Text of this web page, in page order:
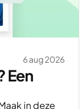
6 aug 2026
Een
in deze